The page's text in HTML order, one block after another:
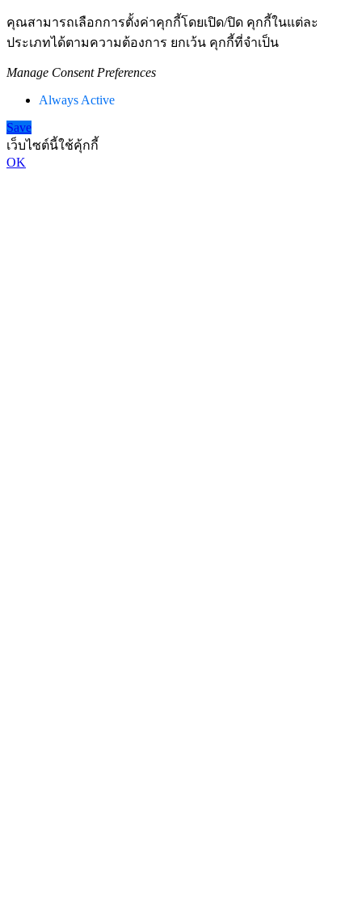
คุณสามารถเลือกการตั้งค่าคุกกี้โดยเปิด/ปิด คุกกี้ในแต่ละ
ประเภทได้ตามความต้องการ ยกเว้น คุกกี้ที่จำเป็น
Manage Consent Preferences
Always Active
Save
เว็บไซต์นี้ใช้คุ้กกี้
OK